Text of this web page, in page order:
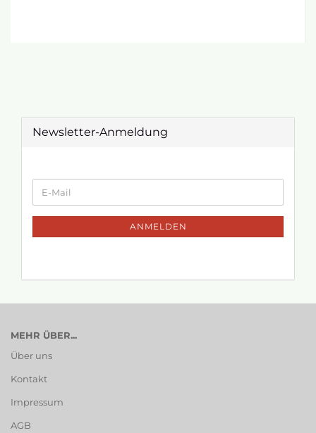
Newsletter-Anmeldung
ANMELDEN
MEHR ÜBER...
Über uns
Kontakt
Impressum
AGB